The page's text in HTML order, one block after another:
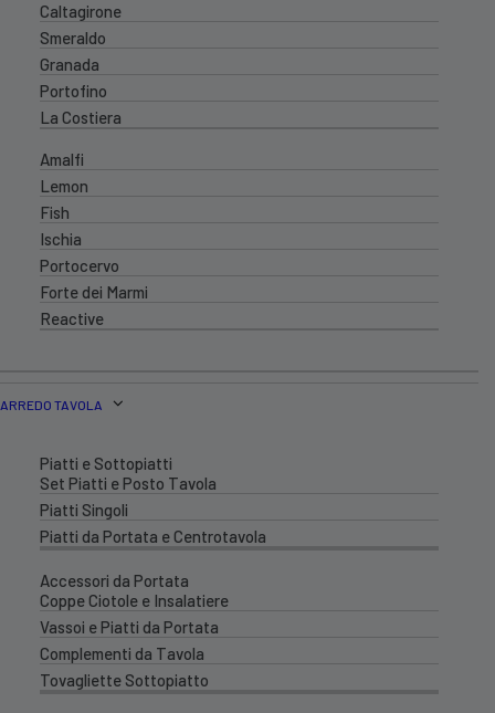
Caltagirone
Smeraldo
Granada
Portofino
La Costiera
Amalfi
Lemon
Fish
Ischia
Portocervo
Forte dei Marmi
Reactive
ARREDO TAVOLA
Piatti e Sottopiatti
Set Piatti e Posto Tavola
Piatti Singoli
Piatti da Portata e Centrotavola
Accessori da Portata
Coppe Ciotole e Insalatiere
Vassoi e Piatti da Portata
Complementi da Tavola
Tovagliette Sottopiatto